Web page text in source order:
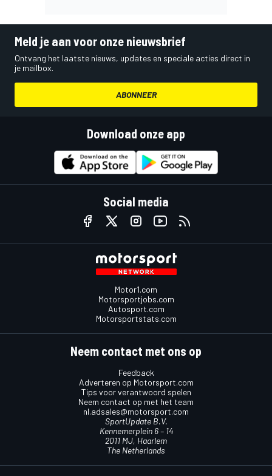
Meld je aan voor onze nieuwsbrief
Ontvang het laatste nieuws, updates en speciale acties direct in
je mailbox.
ABONNEER
Download onze app
Social media
Motor1.com
Motorsportjobs.com
Autosport.com
Motorsportstats.com
Neem contact met ons op
Feedback
Adverteren op Motorsport.com
Tips voor verantwoord spelen
Neem contact op met het team
nl.adsales@motorsport.com
SportUpdate B.V.
Kennemerplein 6 – 14
2011 MJ, Haarlem
The Netherlands